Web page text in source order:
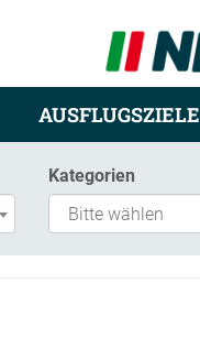
AUSFLUGSZIELE
Kategorien